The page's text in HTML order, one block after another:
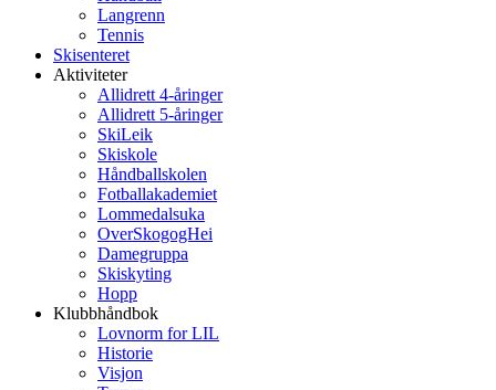
Langrenn
Tennis
Skisenteret
Aktiviteter
Allidrett 4-åringer
Allidrett 5-åringer
SkiLeik
Skiskole
Håndballskolen
Fotballakademiet
Lommedalsuka
OverSkogogHei
Damegruppa
Skiskyting
Hopp
Klubbhåndbok
Lovnorm for LIL
Historie
Visjon